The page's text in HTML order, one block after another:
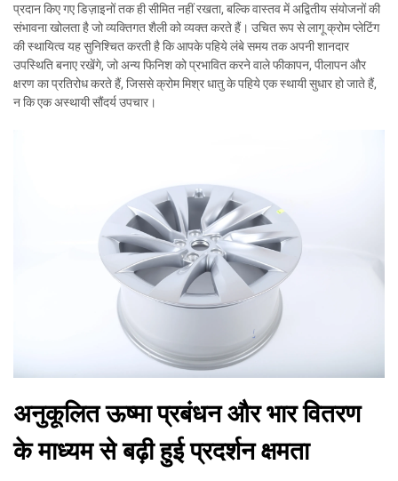
प्रदान किए गए डिज़ाइनों तक ही सीमित नहीं रखता, बल्कि वास्तव में अद्वितीय संयोजनों की
संभावना खोलता है जो व्यक्तिगत शैली को व्यक्त करते हैं। उचित रूप से लागू क्रोम प्लेटिंग
की स्थायित्व यह सुनिश्चित करती है कि आपके पहिये लंबे समय तक अपनी शानदार
उपस्थिति बनाए रखेंगे, जो अन्य फिनिश को प्रभावित करने वाले फीकापन, पीलापन और
क्षरण का प्रतिरोध करते हैं, जिससे क्रोम मिश्र धातु के पहिये एक स्थायी सुधार हो जाते हैं,
न कि एक अस्थायी सौंदर्य उपचार।
अनुकूलित ऊष्मा प्रबंधन और भार वितरण
के माध्यम से बढ़ी हुई प्रदर्शन क्षमता